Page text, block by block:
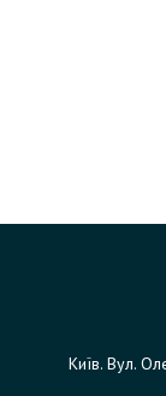
Київ. Вул.